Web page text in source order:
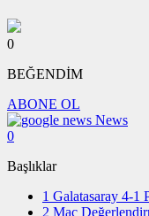
0
BEĞENDİM
ABONE OL
News
0
Başlıklar
1 Galatasaray 4-1
2 Maç